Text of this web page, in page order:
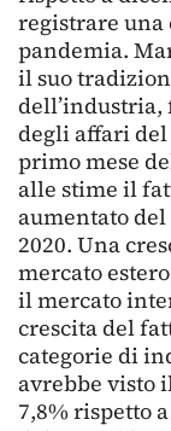
registrare una
pandemia.
il suo
dell’industria,
degli affari
primo mese
alle stime il
aumentato
2020. Una
mercato
il mercato
crescita del
categorie di
avrebbe visto
7,8% rispetto